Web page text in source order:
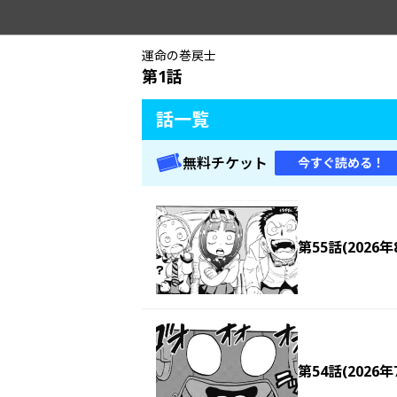
運命の巻戻士
第1話
話一覧
無料チケット 今すぐ読める！
第55話(2026
第54話(2026